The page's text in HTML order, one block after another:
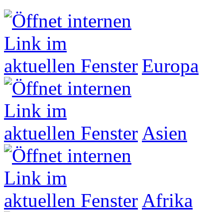
Europa
Asien
Afrika